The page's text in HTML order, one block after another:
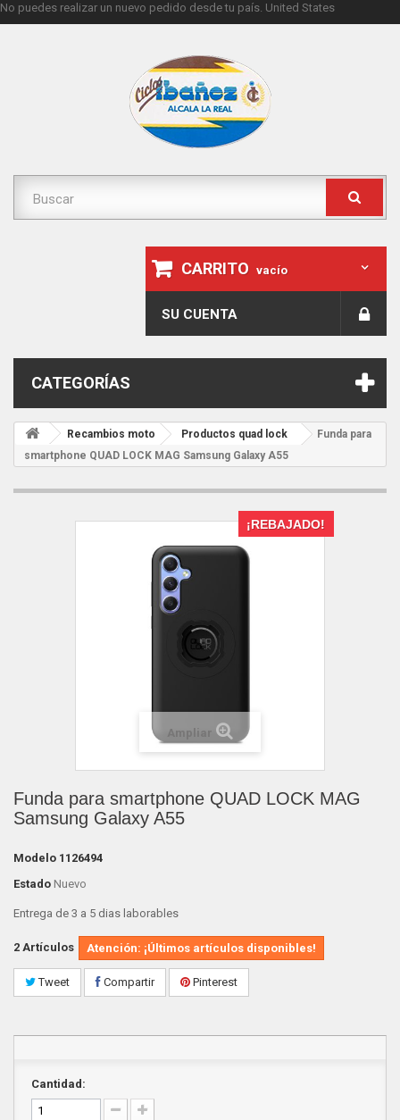
No puedes realizar un nuevo pedido desde tu país. United States
CARRITO vacío
SU CUENTA
CATEGORÍAS
Recambios moto Productos quad lock
Funda para
smartphone QUAD LOCK MAG Samsung Galaxy A55
¡REBAJADO!
Ampliar
Funda para smartphone QUAD LOCK MAG
Samsung Galaxy A55
Modelo 1126494
Estado Nuevo
Entrega de 3 a 5 dias laborables
2 Artículos Atención: ¡Últimos artículos disponibles!
Tweet Compartir Pinterest
Cantidad: